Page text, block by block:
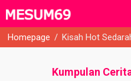
Homepage / Kisah Hot
Kumpulan